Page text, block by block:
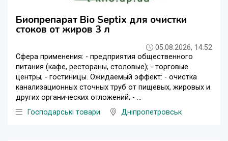
Биопрепарат Bio Septix для очистки
стоков от жиров 3 л
05.08.2026, 14:52
Сфера применения: - предприятия общественного
питания (кафе, рестораны, столовые); - торговые
центры; - гостиницы. Ожидаемый эффект: - очистка
канализационных сточных труб от пищевых, жировых и
других органических отложений; - ...
Господарські товари
Дніпропетровськ